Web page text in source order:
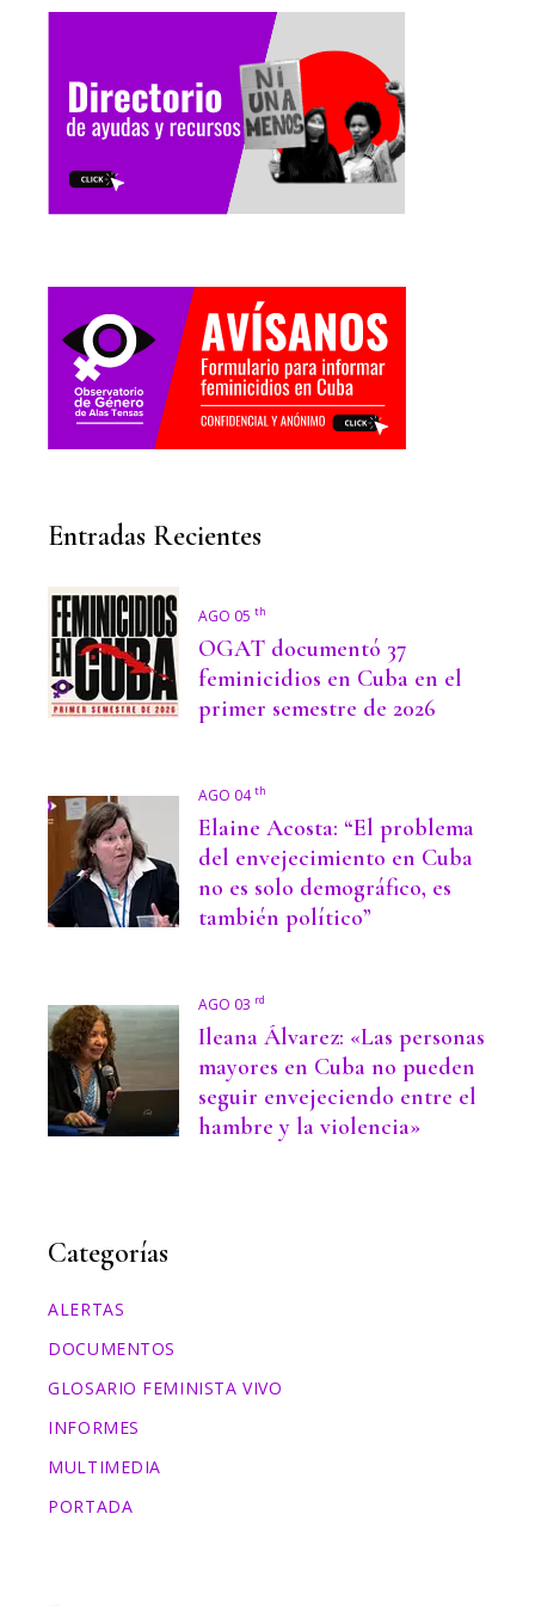
Entradas Recientes
AGO 05 th
OGAT documentó 37
feminicidios en Cuba en el
primer semestre de 2026
AGO 04 th
Elaine Acosta: “El problema
del envejecimiento en Cuba
no es solo demográfico, es
también político”
AGO 03 rd
Ileana Álvarez: «Las personas
mayores en Cuba no pueden
seguir envejeciendo entre el
hambre y la violencia»
Categorías
ALERTAS
DOCUMENTOS
GLOSARIO FEMINISTA VIVO
INFORMES
MULTIMEDIA
PORTADA